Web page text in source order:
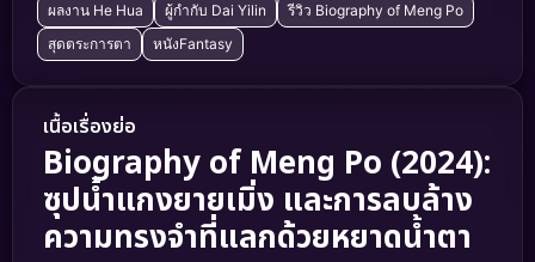
ผลงาน He Hua
ผู้กำกับ Dai Yilin
รีวิว Biography of Meng Po
สุดตระการตา
หนังFantasy
เนื้อเรื่องย่อ
Biography of Meng Po (2024):
ซุปน้ำแกงยายเมิ่ง และการลบล้าง
ความทรงจำที่แลกด้วยหยาดน้ำตา